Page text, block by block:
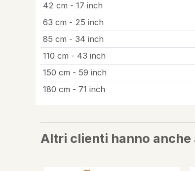
42 cm - 17 inch
63 cm - 25 inch
85 cm - 34 inch
110 cm - 43 inch
150 cm - 59 inch
180 cm - 71 inch
Altri clienti hanno